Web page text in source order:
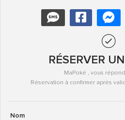
RÉSERVER
MaPoké , vous
Réservation à confirmer après
Nom